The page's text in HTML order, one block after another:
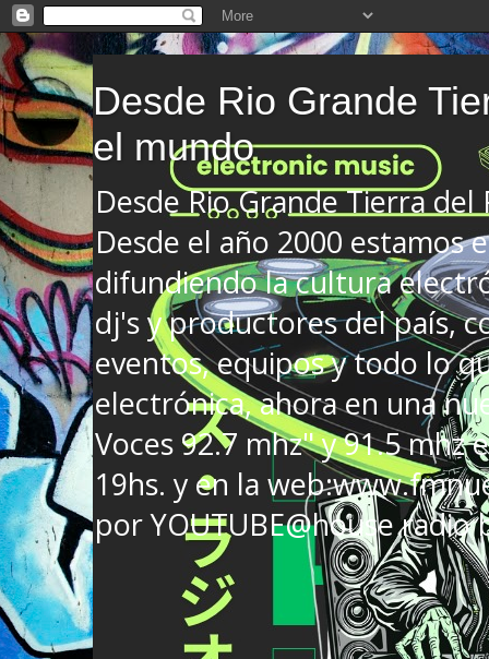
Desde Rio Grande
el mundo
Desde Rio Grande Tierra
Desde el año 2000 estamos
difundiendo la cultura
dj's y productores del país,
eventos, equipos y todo lo
electrónica, ahora en una
Voces 92.7 mhz" y 91.5 mhz
19hs. y en la
por YOUTUBE@house radio